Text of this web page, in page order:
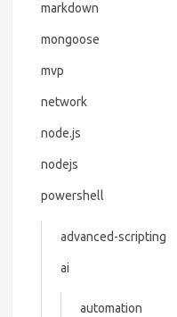
markdown
mongoose
mvp
network
node.js
nodejs
powershell
advanced-scripting
ai
automation